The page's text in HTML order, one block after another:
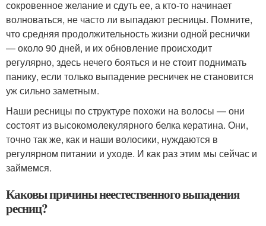
сокровенное желание и сдуть ее, а кто-то начинает
волноваться, не часто ли выпадают ресницы. Помните,
что средняя продолжительность жизни одной реснички
— около 90 дней, и их обновление происходит
регулярно, здесь нечего бояться и не стоит поднимать
панику, если только выпадение ресничек не становится
уж сильно заметным.
Наши ресницы по структуре похожи на волосы — они
состоят из высокомолекулярного белка кератина. Они,
точно так же, как и наши волосики, нуждаются в
регулярном питании и уходе. И как раз этим мы сейчас и
займемся.
Каковы причины неестественного выпадения
ресниц?